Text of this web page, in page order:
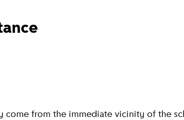
come from the immediate vicinity of the